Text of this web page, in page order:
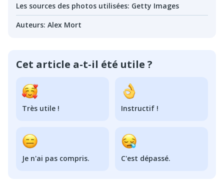
Les sources des photos utilisées: Getty Images
Auteurs: Alex Mort
Cet article a-t-il été utile ?
Très utile ! Instructif !
Je n'ai pas compris. C'est dépassé.